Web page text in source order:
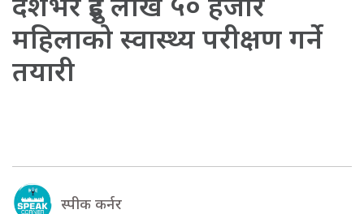
महिलाको स्वास्थ्य परीक्षण गर्ने
तयारी
स्पीक कर्नर